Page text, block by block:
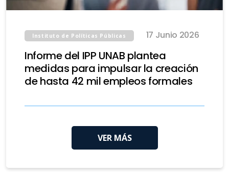
Instituto de Políticas Públicas 17 Junio 2026
Informe del IPP UNAB plantea
medidas para impulsar la creación
de hasta 42 mil empleos formales
VER MÁS